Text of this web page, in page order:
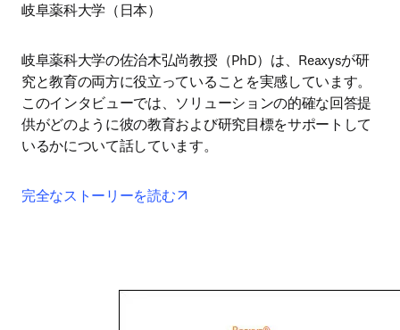
岐阜薬科大学（日本）
岐阜薬科大学の佐治木弘尚教授（PhD）は、Reaxysが研
究と教育の両方に役立っていることを実感しています。
このインタビューでは、ソリューションの的確な回答提
供がどのように彼の教育および研究目標をサポートして
いるかについて話しています。
完全なストーリーを読む